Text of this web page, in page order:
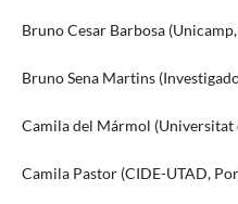
Bruno Cesar Barbosa
Bruno Sena Martins
Camila del Mármol (Universitat
Camila Pastor (CIDE-UTAD,